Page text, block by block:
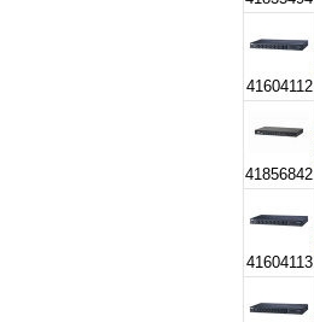
41604112
41856842
41604113